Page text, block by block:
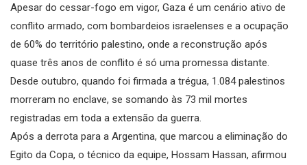
Apesar do cessar-fogo em vigor, Gaza é um cenário ativo de
conflito armado, com bombardeios israelenses e a ocupação
de 60% do território palestino, onde a reconstrução após
quase três anos de conflito é só uma promessa distante.
Desde outubro, quando foi firmada a trégua, 1.084 palestinos
morreram no enclave, se somando às 73 mil mortes
registradas em toda a extensão da guerra.
Após a derrota para a Argentina, que marcou a eliminação do
Egito da Copa, o técnico da equipe, Hossam Hassan, afirmou